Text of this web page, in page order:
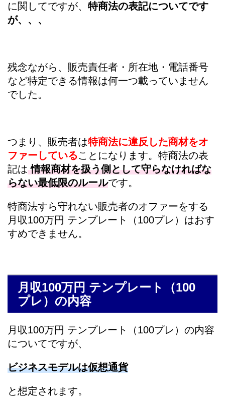
に関してですが、 特商法の表記についてです
が、、、
残念ながら、販売責任者・所在地・電話番号
など特定できる情報は何一つ載っていません
でした。
つまり、販売者は特商法に違反した商材をオ
ファーしていることになります。特商法の表
記は情報商材を扱う側として守らなければな
らない最低限のルールです。
特商法すら守れない販売者のオファーをする
月収100万円 テンプレート（100プレ） はおす
すめできません。
月収100万円 テンプレート（100
プレ）の内容
月収100万円 テンプレート（100プレ）の内容
についてですが、
ビジネスモデルは仮想通貨
と想定されます。